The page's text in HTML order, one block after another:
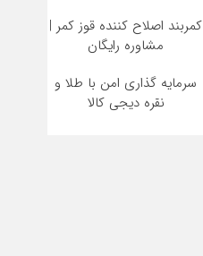
کمربند اصلاح کننده قوز کمر |
مشاوره رایگان
سرمایه گذاری امن با طلا و
نقره دیجی کالا